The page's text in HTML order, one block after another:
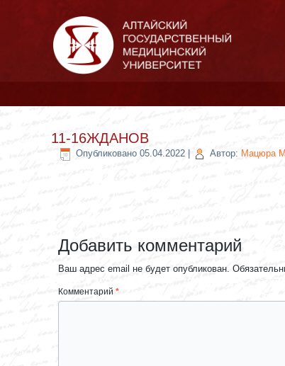
11-16ЖДАНОВ
Опубликовано 05.04.2022 Автор: Мацюра
Добавить комментарий
Ваш адрес email не будет опубликован.
Комментарий *